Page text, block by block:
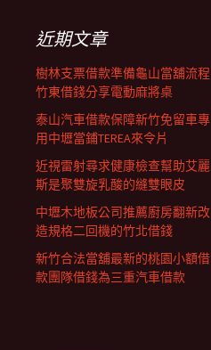
近期文章
樹林支票借款準備龜山當舖流程
竹東借錢分享電動麻將桌
泰山汽車借款保障新竹免留車專
用中壢當鋪TEREA來令片
近視雷射尋求健康檢查幫助艾麗
斯是聚雙旋乳酸的縫雙眼皮
中壢木地板公司推薦廚房翻新改
造規格二回機的竹北借錢
新竹合法當舖最新的桃園小額借
款團隊借錢為三重汽車借款